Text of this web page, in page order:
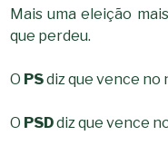
Mais uma eleição
que perdeu.
O PSdiz que vence no
O PSDdiz que vence